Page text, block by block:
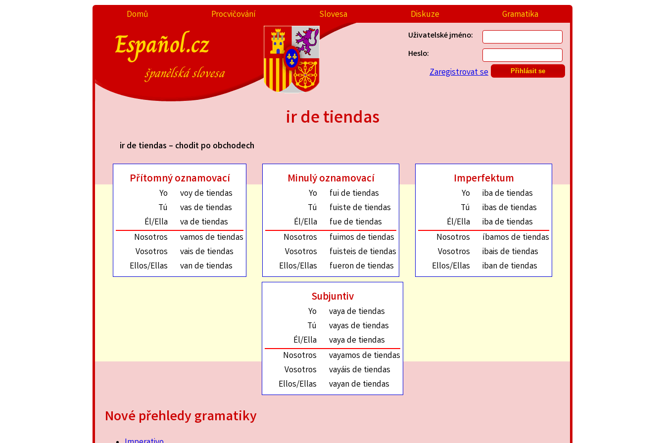
Domů Procvičování Slovesa Diskuze Gramatika
Español.cz
španělská slovesa
Uživatelské jméno:
Heslo:
Zaregistrovat se
ir de tiendas
ir de tiendas – chodit po obchodech
Přítomný oznamovací
Yo
voy de tiendas
Tú
vas de tiendas
Él/Ella
va de tiendas
Nosotros
vamos de tiendas
Vosotros
vais de tiendas
Ellos/Ellas
van de tiendas
Minulý oznamovací
Yo
fui de tiendas
Tú
fuiste de tiendas
Él/Ella
fue de tiendas
Nosotros
fuimos de tiendas
Vosotros
fuisteis de tiendas
Ellos/Ellas
fueron de tiendas
Imperfektum
Yo
iba de tiendas
Tú
ibas de tiendas
Él/Ella
iba de tiendas
Nosotros
íbamos de tiendas
Vosotros
ibais de tiendas
Ellos/Ellas
iban de tiendas
Subjuntiv
Yo
vaya de tiendas
Tú
vayas de tiendas
Él/Ella
vaya de tiendas
Nosotros
vayamos de tiendas
Vosotros
vayáis de tiendas
Ellos/Ellas
vayan de tiendas
Nové přehledy gramatiky